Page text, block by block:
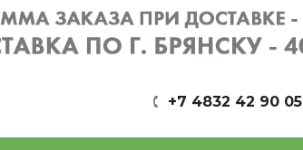
+7 4832 42 90 05